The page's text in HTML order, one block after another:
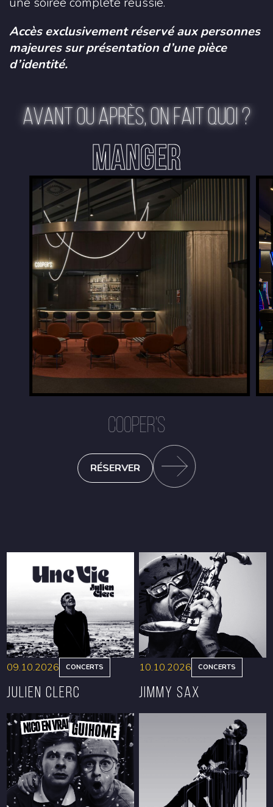
Accès exclusivement réservé aux personnes
majeures sur présentation d’une pièce
d’identité.
AVANT OU APRÈS, ON FAIT QUOI ?
MANGER
COOPER'S
RÉSERVER
RÉSERVER
09.10.2026 CONCERTS
Julien Clerc
RÉSERVER
10.10.2026 CONCERTS
Jimmy Sax